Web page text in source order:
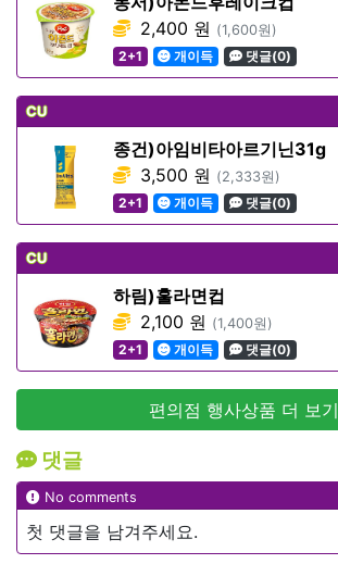
2,400 원 (1,600원)
2+1
개이득 댓글(0)
CU
종건)아임비타아르기닌31g
3,500 원 (2,333원)
2+1
개이득 댓글(0)
CU
하림)훌라면컵
2,100 원 (1,400원)
2+1
개이득 댓글(0)
편의점 행사상품 더 보기
댓글
No comments
첫 댓글을 남겨주세요.